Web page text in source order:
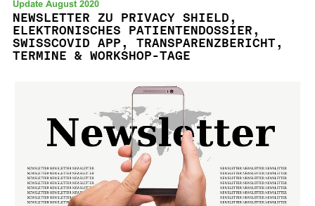
Update August 2020
NEWSLETTER ZU PRIVACY SHIELD,
ELEKTRONISCHES PATIENTENDOSSIER,
SWISSCOVID APP, TRANSPARENZBERICHT,
TERMINE & WORKSHOP-TAGE